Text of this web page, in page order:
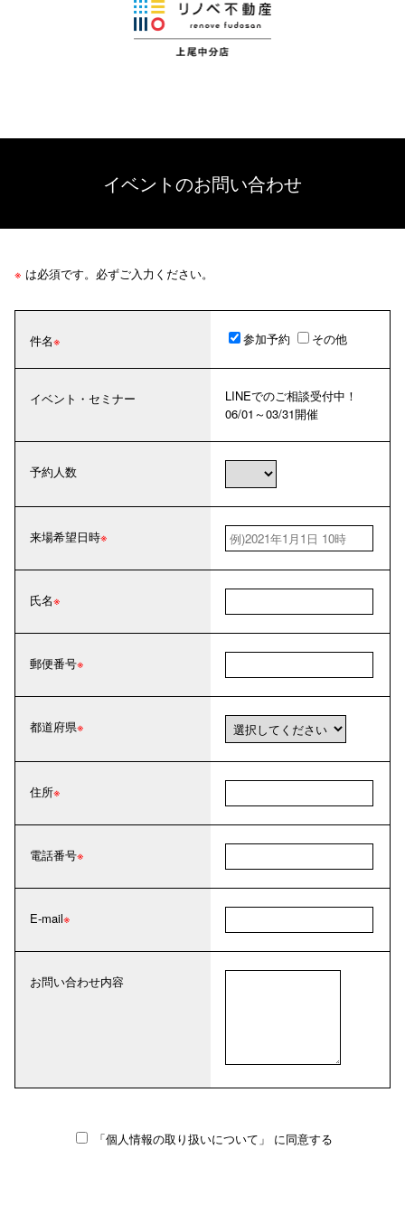
イベントのお問い合わせ
※ は必須です。必ずご入力ください。
件名 参加予約 その他
イベント・セミナー
LINEでのご相談受付中！
06/01～03/31開催
予約人数
来場希望日時
氏名
郵便番号
都道府県
住所
電話番号
E-mail
お問い合わせ内容
「個人情報の取り扱いについて」 に同意する